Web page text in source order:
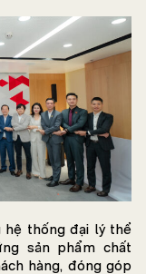
hệ thống đại lý thể
sản phẩm chất
hàng, đóng góp